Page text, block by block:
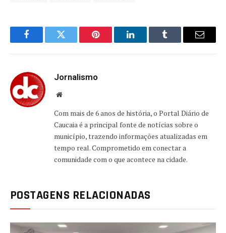
FacebookTwitter Pinterest LinkedInTumblr Email
Jornalismo
Website
Com mais de 6 anos de história, o Portal Diário de
Caucaia é a principal fonte de notícias sobre o
município, trazendo informações atualizadas em
tempo real. Comprometido em conectar a
comunidade com o que acontece na cidade.
POSTAGENS RELACIONADAS